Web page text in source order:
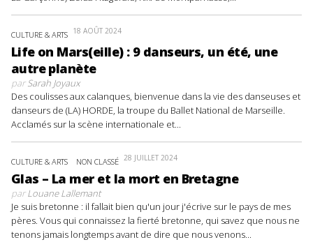
CULTURE & ARTS 18 AOÛT 2024
Life on Mars(eille) : 9 danseurs, un été, une
autre planète
parSarah Joyaux
Des coulisses aux calanques, bienvenue dans la vie des danseuses et
danseurs de (LA) HORDE, la troupe du Ballet National de Marseille.
Acclamés sur la scène internationale et...
CULTURE & ARTS NON CLASSÉ 28 JUILLET 2024
Glas – La mer et la mort en Bretagne
parLouane Lallemant
Je suis bretonne : il fallait bien qu'un jour j'écrive sur le pays de mes
pères. Vous qui connaissez la fierté bretonne, qui savez que nous ne
tenons jamais longtemps avant de dire que nous venons...